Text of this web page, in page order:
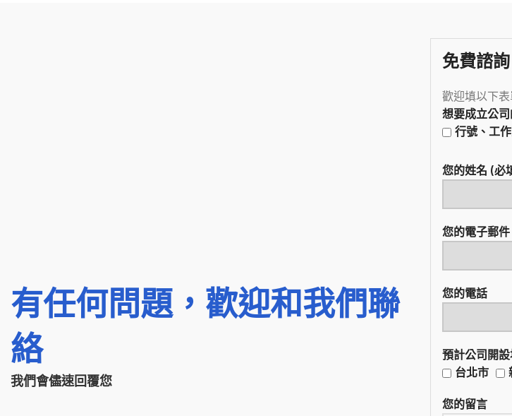
有任何問題，歡迎和我們聯
絡
我們會儘速回覆您
免費諮詢
歡迎填以下
想要成立公
行號、工
您的姓名 (必
您的電子郵
您的電話
預計公司開
台北市
您的留言